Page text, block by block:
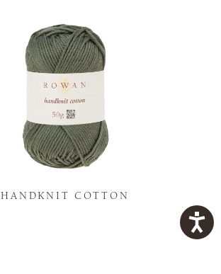
HANDKNIT COTTON